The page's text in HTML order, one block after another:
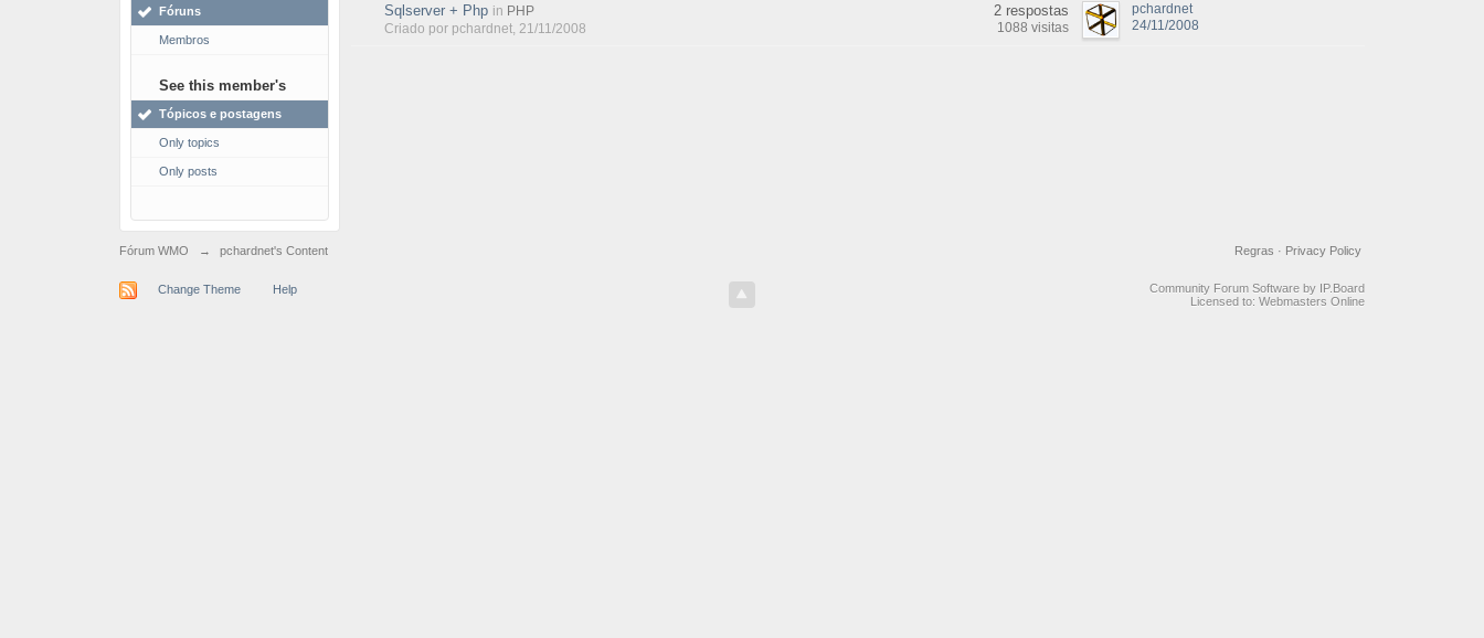
Fóruns
Membros
See this member's
Tópicos e postagens
Only topics
Only posts
Sqlserver + Php in PHP
Criado por pchardnet, 21/11/2008
2 respostas
1088 visitas
pchardnet
24/11/2008
Fórum WMO → pchardnet's Content Privacy Policy
Regras ·
Change Theme Help
Community Forum Software by IP.Board
Licensed to: Webmasters Online